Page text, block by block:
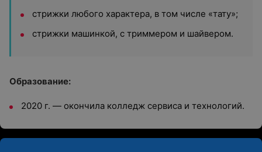
стрижки любого характера, в том числе «тату»;
стрижки машинкой, с триммером и шайвером.
Образование:
2020 г. — окончила колледж сервиса и технологий.